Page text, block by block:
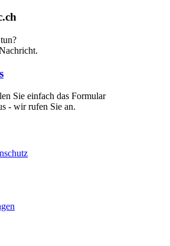
Sie einfach das Formular
- wir rufen Sie an.